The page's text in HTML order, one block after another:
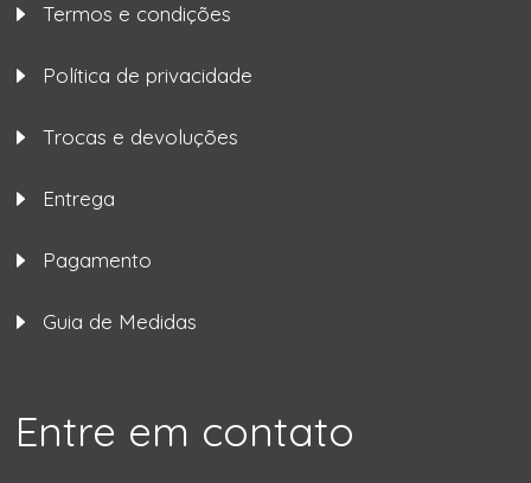
Termos e condições
Política de privacidade
Trocas e devoluções
Entrega
Pagamento
Guia de Medidas
Entre em contato